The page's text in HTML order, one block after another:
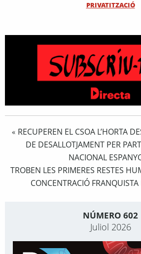
PRIVATITZACIÓ
« RECUPEREN EL CSOA L’HORTA
DE DESALLOTJAMENT PER
NACIONAL
TROBEN LES PRIMERES RESTES
CONCENTRACIÓ FRANQUISTA
NÚMERO 602
Juliol 2026